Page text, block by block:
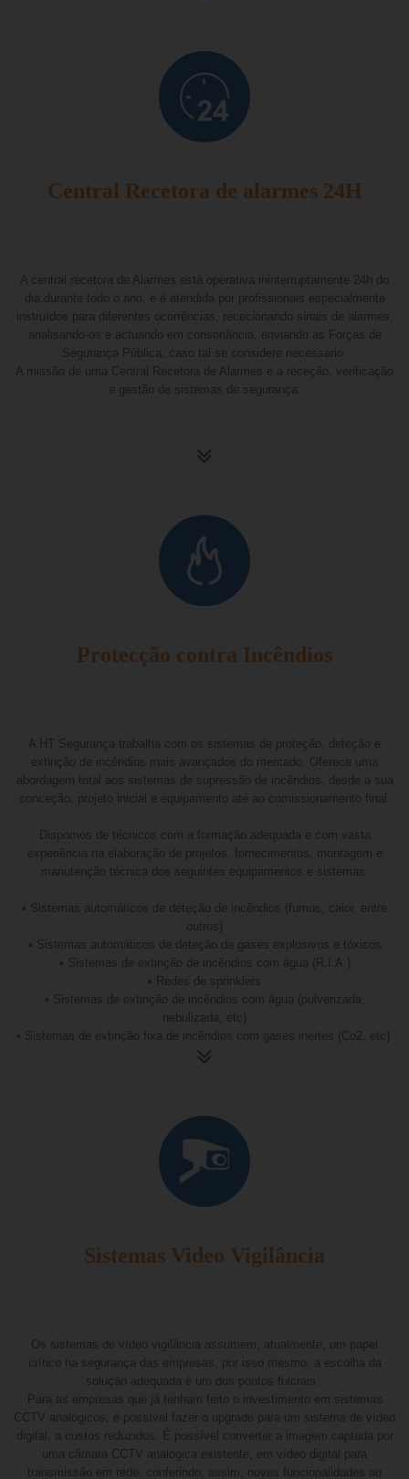
Central Recetora de alarmes 24H
A central recetora de Alarmes está operativa ininterruptamente 24h do
dia durante todo o ano, e é atendida por profissionais especialmente
instruídos para diferentes ocorrências, rececionando sinais de alarmes,
analisando-os e actuando em consonância, enviando as Forças de
Segurança Pública, caso tal se considere necessário.
A missão de uma Central Recetora de Alarmes é a receção, verificação
e gestão de sistemas de segurança.
Protecção contra Incêndios
A HT Segurança trabalha com os sistemas de proteção, deteção e
extinção de incêndios mais avançados do mercado. Oferece uma
abordagem total aos sistemas de supressão de incêndios, desde a sua
conceção, projeto inicial e equipamento até ao comissionamento final.
Dispomos de técnicos com a formação adequada e com vasta
experiência na elaboração de projetos, fornecimentos, montagem e
manutenção técnica dos seguintes equipamentos e sistemas:
• Sistemas automáticos de deteção de incêndios (fumos, calor, entre
outros)
• Sistemas automáticos de deteção de gases explosivos e tóxicos
• Sistemas de extinção de incêndios com água (R.I.A.)
• Redes de sprinklers
• Sistemas de extinção de incêndios com água (pulverizada,
nebulizada, etc)
• Sistemas de extinção fixa de incêndios com gases inertes (Co2, etc)
Sistemas Video Vigilância
Os sistemas de vídeo vigilância assumem, atualmente, um papel
crítico na segurança das empresas, por isso mesmo, a escolha da
solução adequada é um dos pontos fulcrais.
Para as empresas que já tenham feito o investimento em sistemas
CCTV analógicos, é possível fazer o upgrade para um sistema de vídeo
digital, a custos reduzidos. É possível converter a imagem captada por
uma câmara CCTV analógica existente, em vídeo digital para
transmissão em rede, conferindo, assim, novas funcionalidades ao